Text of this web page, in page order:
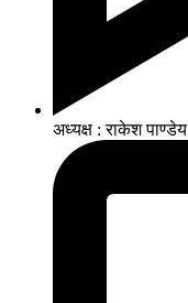
अध्यक्ष : राकेश पाण्डेय